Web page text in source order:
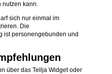
nutzen kann.
sich nur einmal im
Die
ist personengebunden und
über das Tellja Widget oder